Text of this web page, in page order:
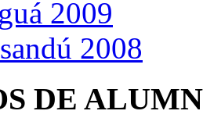
2009
2008
DE